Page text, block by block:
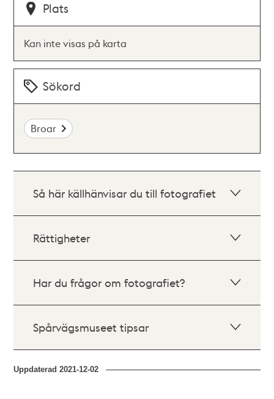
Plats
Kan inte visas på karta
Sökord
Broar
Så här källhänvisar du till fotografiet
Rättigheter
Har du frågor om fotografiet?
Spårvägsmuseet tipsar
Uppdaterad2021-12-02